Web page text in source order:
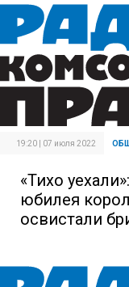
19:20 | 07 июля 2022
«Тихо
юбилея
освистали